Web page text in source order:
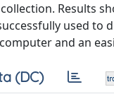
Results
used to
and an
(DC)